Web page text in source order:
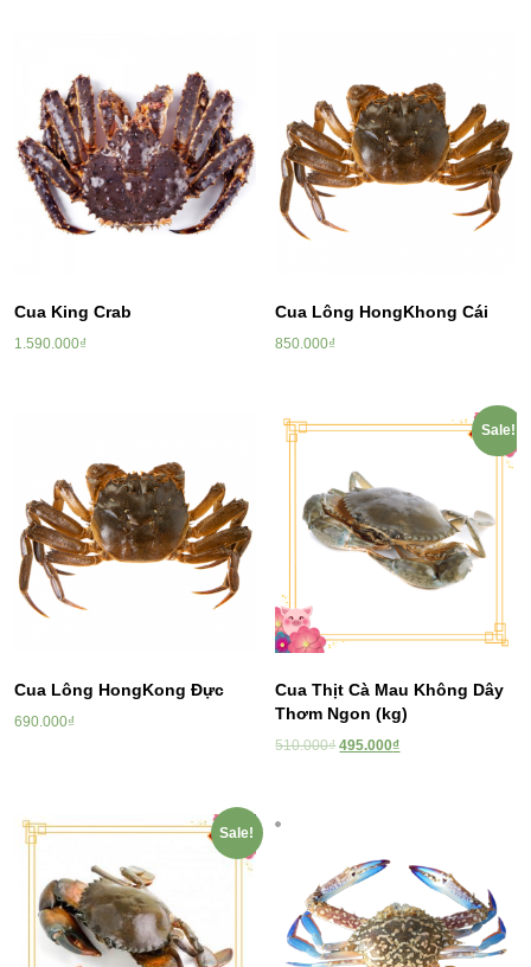
Cua King Crab
1.590.000₫
Cua Lông HongKhong Cái
850.000₫
Cua Lông HongKong Đực
690.000₫
Sale!
Cua Thịt Cà Mau Không Dây
Thơm Ngon (kg)
510.000₫ 495.000₫
Sale!